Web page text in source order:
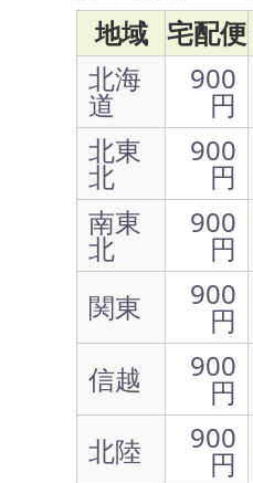
地域 宅配便
北海
道
900
円
北東
北
900
円
南東
北
900
円
関東
900
円
信越
900
円
北陸
900
円